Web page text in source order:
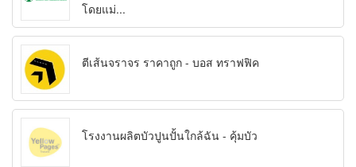
โดยแม่...
ตีเส้นจราจร ราคาถูก - บอส ทราฟฟิค
โรงงานผลิตบัวปูนปั้นใกล้ฉัน - คุ้มบัว